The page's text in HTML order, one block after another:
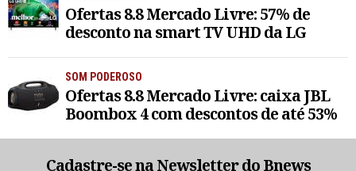
Ofertas 8.8 Mercado Livre: 57% de
desconto na smart TV UHD da LG
SOM PODEROSO
Ofertas 8.8 Mercado Livre: caixa JBL
Boombox 4 com descontos de até 53%
Cadastre-se na Newsletter do Bnews